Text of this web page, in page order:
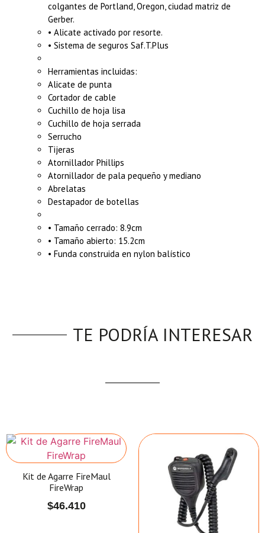
colgantes de Portland, Oregon, ciudad matriz de
Gerber.
• Alicate activado por resorte.
• Sistema de seguros Saf.T.Plus
Herramientas incluidas:
Alicate de punta
Cortador de cable
Cuchillo de hoja lisa
Cuchillo de hoja serrada
Serrucho
Tijeras
Atornillador Phillips
Atornillador de pala pequeño y mediano
Abrelatas
Destapador de botellas
• Tamaño cerrado: 8.9cm
• Tamaño abierto: 15.2cm
• Funda construida en nylon balístico
TE PODRÍA INTERESAR
Kit de Agarre FireMaul
FireWrap
$46.410